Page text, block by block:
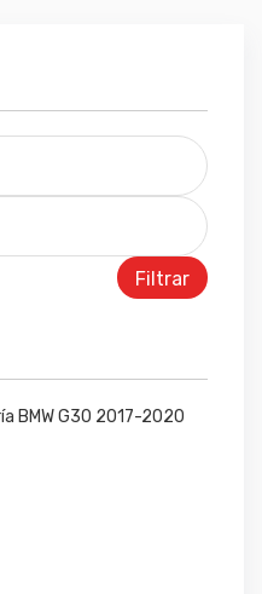
Precio
Precio
Filtrar
BMW G30 2017-2020